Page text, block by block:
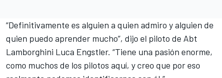
“Definitivamente es alguien a quien admiro y alguien de
quien puedo aprender mucho”, dijo el piloto de Abt
Lamborghini Luca Engstler. “Tiene una pasión enorme,
como muchos de los pilotos aquí, y creo que por eso